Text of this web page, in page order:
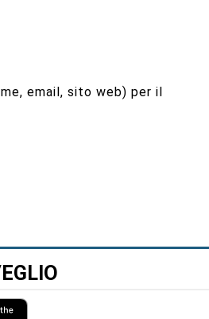
email, sito web) per il